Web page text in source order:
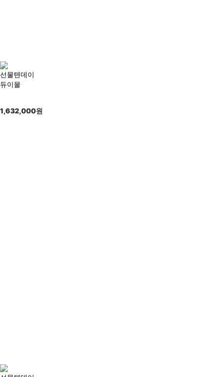
선물텐데이
듀이몰
1,632,000원